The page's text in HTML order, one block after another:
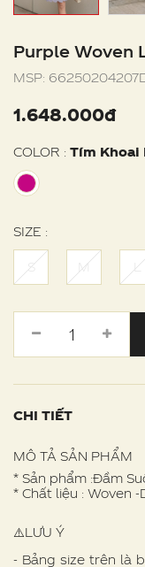
Purple Woven
MSP:
1.648.000đ
COLOR : Tím Khoai
SIZE :
S M L
CHI TIẾT
MÔ TẢ SẢN PHẨM
* Sản phẩm :Đầm
* Chất liệu : Woven
⚠️LƯU Ý
- Bảng size trên là